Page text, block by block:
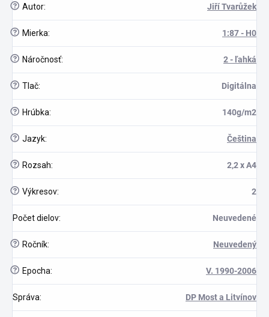
? Autor: Jiří Tvarůžek
? Mierka: 1:87 - H0
? Náročnosť: 2 - ľahká
? Tlač: Digitálna
? Hrúbka: 140g/m2
? Jazyk: Čeština
? Rozsah: 2,2 x A4
? Výkresov: 2
Počet dielov: Neuvedené
? Ročník: Neuvedený
? Epocha: V. 1990-2006
Správa: DP Most a Litvínov